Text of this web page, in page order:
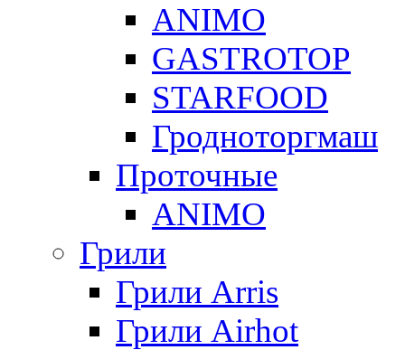
ANIMO
GASTROTOP
STARFOOD
Гродноторгмаш
Проточные
ANIMO
Грили
Грили Arris
Грили Airhot